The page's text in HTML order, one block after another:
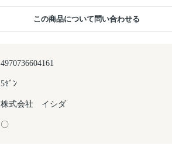
4970736604161
5ｾﾞﾝ
株式会社 イシダ
〇
この商品について問い合わせる